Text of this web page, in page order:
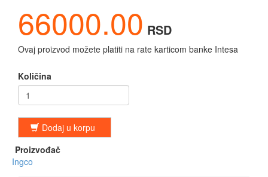
66000.00 RSD
Ovaj proizvod možete platiti na rate karticom banke Intesa
Količina
Dodaj u korpu
Proizvođač
Ingco